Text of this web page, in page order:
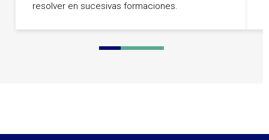
resolver en sucesivas formaciones.
0 1 2 3 4 5 6